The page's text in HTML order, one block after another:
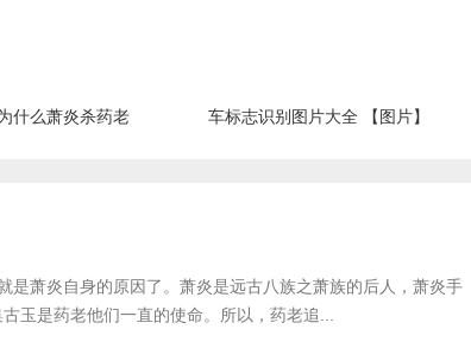
什么萧炎杀药老 车标志识别图片大全 【图片】
是萧炎自身的原因了。萧炎是远古八族之萧族的后人，萧炎手
玉是药老他们一直的使命。所以，药老追...